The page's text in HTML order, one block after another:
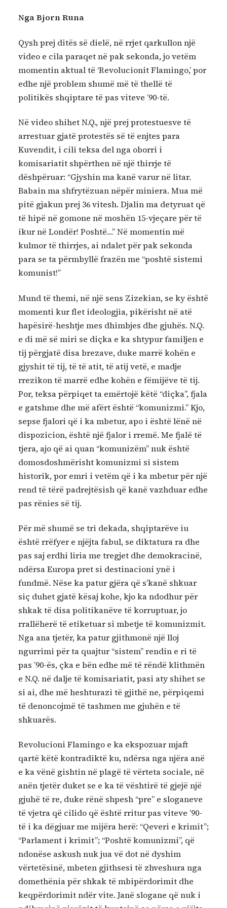
Nga Bjorn Runa
Qysh prej ditës së dielë, në rrjet qarkullon një
video e cila paraqet në pak sekonda, jo vetëm
momentin aktual të ‘Revolucionit Flamingo,’ por
edhe një problem shumë më të thellë të
politikës shqiptare të pas viteve ’90-të.
Në video shihet N.Q., një prej protestuesve të
arrestuar gjatë protestës së të enjtes para
Kuvendit, i cili teksa del nga oborri i
komisariatit shpërthen në një thirrje të
dëshpëruar: “Gjyshin ma kanë varur në litar.
Babain ma shfrytëzuan nëpër miniera. Mua më
pitë gjakun prej 36 vitesh. Djalin ma detyruat që
të hipë në gomone në moshën 15-vjeçare për të
ikur në Londër! Poshtë…” Në momentin më
kulmor të thirrjes, ai ndalet për pak sekonda
para se ta përmbyllë frazën me “poshtë sistemi
komunist!”
Mund të themi, në një sens Zizekian, se ky është
momenti kur flet ideologjia, pikërisht në atë
hapësirë-heshtje mes dhimbjes dhe gjuhës. N.Q.
e di më së miri se diçka e ka shtypur familjen e
tij përgjatë disa brezave, duke marrë kohën e
gjyshit të tij, të të atit, të atij vetë, e madje
rrezikon të marrë edhe kohën e fëmijëve të tij.
Por, teksa përpiqet ta emërtojë këtë “diçka”, fjala
e gatshme dhe më afërt është “komunizmi.” Kjo,
sepse fjalori që i ka mbetur, apo i është lënë në
dispozicion, është një fjalor i rremë. Me fjalë të
tjera, ajo që ai quan “komunizëm” nuk është
domosdoshmërisht komunizmi si sistem
historik, por emri i vetëm që i ka mbetur për një
rend të tërë padrejtësish që kanë vazhduar edhe
pas rënies së tij.
Për më shumë se tri dekada, shqiptarëve iu
është rrëfyer e njëjta fabul, se diktatura ra dhe
pas saj erdhi liria me tregjet dhe demokracinë,
ndërsa Europa pret si destinacioni ynë i
fundmë. Nëse ka patur gjëra që s’kanë shkuar
siç duhet gjatë kësaj kohe, kjo ka ndodhur për
shkak të disa politikanëve të korruptuar, jo
rrallëherë të etiketuar si mbetje të komunizmit.
Nga ana tjetër, ka patur gjithmonë një lloj
ngurrimi për ta quajtur “sistem” rendin e ri të
pas ’90-ës, çka e bën edhe më të rëndë klithmën
e N.Q. në dalje të komisariatit, pasi aty shihet se
si ai, dhe më heshturazi të gjithë ne, përpiqemi
të denoncojmë të tashmen me gjuhën e të
shkuarës.
Revolucioni Flamingo e ka ekspozuar mjaft
qartë këtë kontradiktë ku, ndërsa nga njëra anë
e ka vënë gishtin në plagë të vërteta sociale, në
anën tjetër duket se e ka të vështirë të gjejë një
gjuhë të re, duke rënë shpesh “pre” e sloganeve
të vjetra që cilido që është rritur pas viteve ’90-
të i ka dëgjuar me mijëra herë: “Qeveri e krimit”;
“Parlament i krimit”; “Poshtë komunizmi”, që
ndonëse askush nuk jua vë dot në dyshim
vërtetësinë, mbeten gjithsesi të zhveshura nga
domethënia për shkak të mbipërdorimit dhe
keqpërdorimit ndër vite. Janë slogane që nuk i